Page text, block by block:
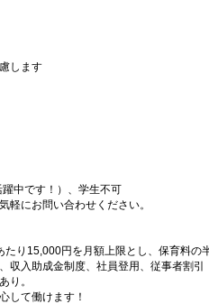
します
中です！）、学生不可
軽にお問い合わせください。
り15,000円を月額上限とし、保育料の
収入助成金制度、社員登用、従事者割引
り。
して働けます！